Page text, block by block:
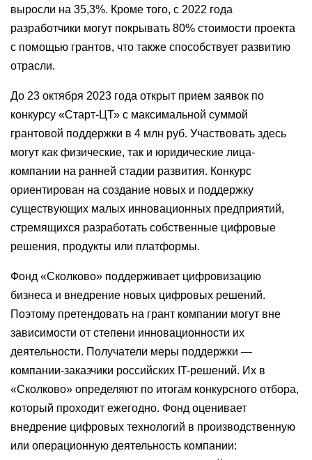
выросли на 35,3%. Кроме того, с 2022 года
разработчики могут покрывать 80% стоимости проекта
с помощью грантов, что также способствует развитию
отрасли.
До 23 октября 2023 года открыт прием заявок по
конкурсу «Старт-ЦТ» с максимальной суммой
грантовой поддержки в 4 млн руб. Участвовать здесь
могут как физические, так и юридические лица-
компании на ранней стадии развития. Конкурс
ориентирован на создание новых и поддержку
существующих малых инновационных предприятий,
стремящихся разработать собственные цифровые
решения, продукты или платформы.
Фонд «Сколково» поддерживает цифровизацию
бизнеса и внедрение новых цифровых решений.
Поэтому претендовать на грант компании могут вне
зависимости от степени инновационности их
деятельности. Получатели меры поддержки —
компании-заказчики российских IT-решений. Их в
«Сколково» определяют по итогам конкурсного отбора,
который проходит ежегодно. Фонд оценивает
внедрение цифровых технологий в производственную
или операционную деятельность компании: